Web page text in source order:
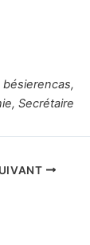
bésierencas,
Secrétaire